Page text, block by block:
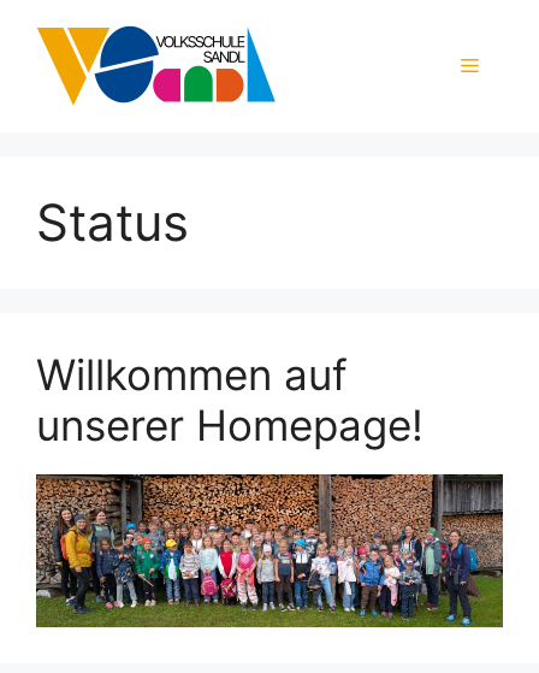
Inhalt
springen
Menü
Status
Willkommen auf
unserer Homepage!